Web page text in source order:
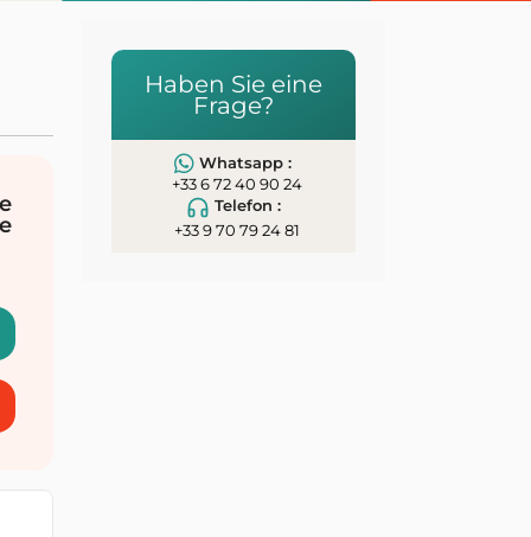
Haben Sie eine
Frage?
Whatsapp :
+33 6 72 40 90 24
Telefon :
+33 9 70 79 24 81